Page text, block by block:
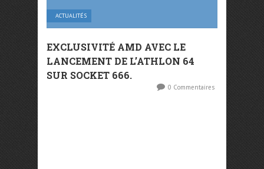
ACTUALITÉS
EXCLUSIVITÉ AMD AVEC LE
LANCEMENT DE L’ATHLON 64
SUR SOCKET 666.
0 Commentaires